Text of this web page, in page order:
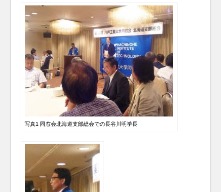
写真1 同窓会北海道支部総会での長谷川明学長